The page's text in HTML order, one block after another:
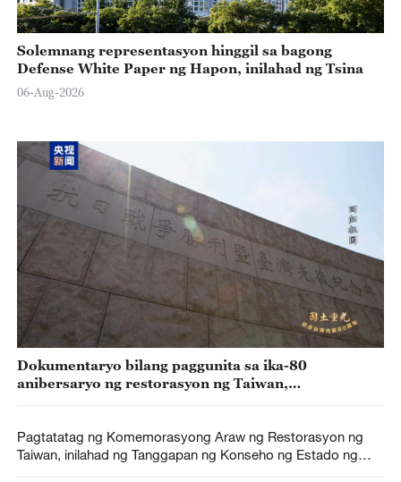
Solemnang representasyon hinggil sa bagong
Defense White Paper ng Hapon, inilahad ng Tsina
06-Aug-2026
Dokumentaryo bilang paggunita sa ika-80
anibersaryo ng restorasyon ng Taiwan,
Pagtatatag ng Komemorasyong Araw ng Restorasyon ng
Taiwan, inilahad ng Tanggapan ng Konseho ng Estado ng